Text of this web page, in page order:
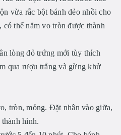
vừa rắc bột bánh dẻo nhồi cho
thể nắm vo tròn được thành
lòng đỏ trứng mới tùy thích
qua rượu trắng và gừng khử
tròn, mỏng. Đặt nhân vào giữa,
hình.